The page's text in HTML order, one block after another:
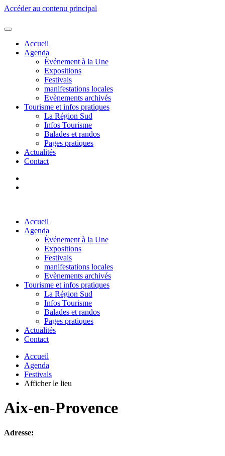
Accéder au contenu principal
Accueil
Agenda
Événement à la Une
Expositions
Festivals
manifestations locales
Evènements archivés
Tourisme et infos pratiques
La Région Sud
Infos Tourisme
Balades et randos
Pages pratiques
Actualités
Contact
Accueil
Agenda
Événement à la Une
Expositions
Festivals
manifestations locales
Evènements archivés
Tourisme et infos pratiques
La Région Sud
Infos Tourisme
Balades et randos
Pages pratiques
Actualités
Contact
Accueil
Agenda
Festivals
Afficher le lieu
Aix-en-Provence
Adresse: